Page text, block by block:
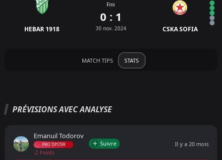
HEBAR 1918
Fini
0 : 1
30 nov. 2024 CSKA SOFIA
MATCH TIPS STATS
PRÉVISIONS AVEC ANALYSE
Emanuil Todorov
PRO TIPSTER
-2 Points
Suivre Il y a 20 mois